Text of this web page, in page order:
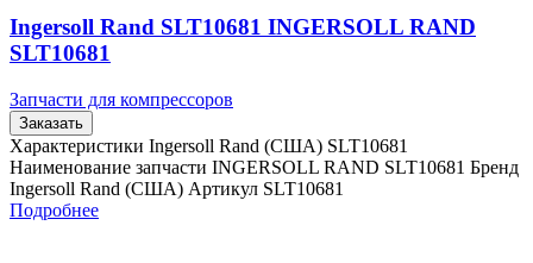
Ingersoll Rand SLT10681 INGERSOLL RAND
SLT10681
Запчасти для компрессоров
Заказать
Характеристики Ingersoll Rand (США) SLT10681
Наименование запчасти INGERSOLL RAND SLT10681 Бренд
Ingersoll Rand (США) Артикул SLT10681
Подробнее